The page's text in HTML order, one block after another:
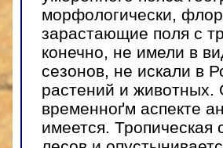
морфологически,
зарастающие поля с
конечно, не имели в
сезонов, не искали в
растений и животных.
временноґм аспекте
имеется. Тропическая